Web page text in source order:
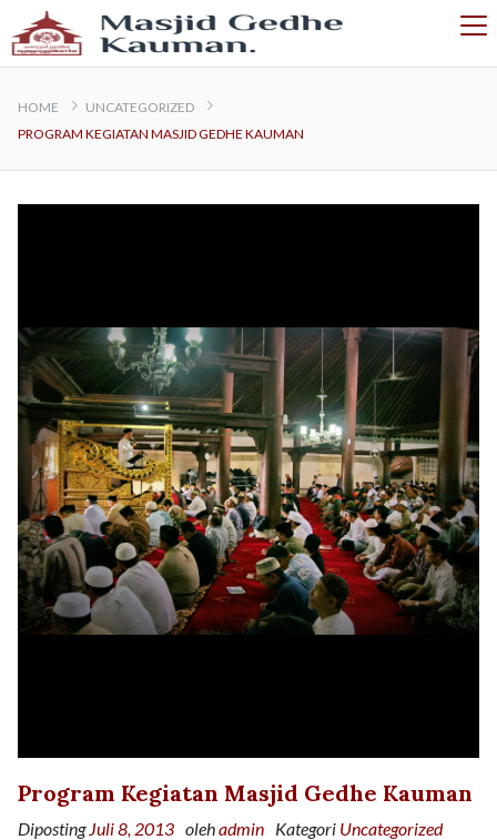
HOME
UNCATEGORIZED
PROGRAM KEGIATAN MASJID GEDHE KAUMAN
Program Kegiatan Masjid Gedhe Kauman
DipostingJuli 8, 2013 olehadmin Kategori Uncategorized